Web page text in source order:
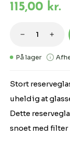
Stort
uheldig at
Dette
snoet med filter
115,00 kr.
På lager